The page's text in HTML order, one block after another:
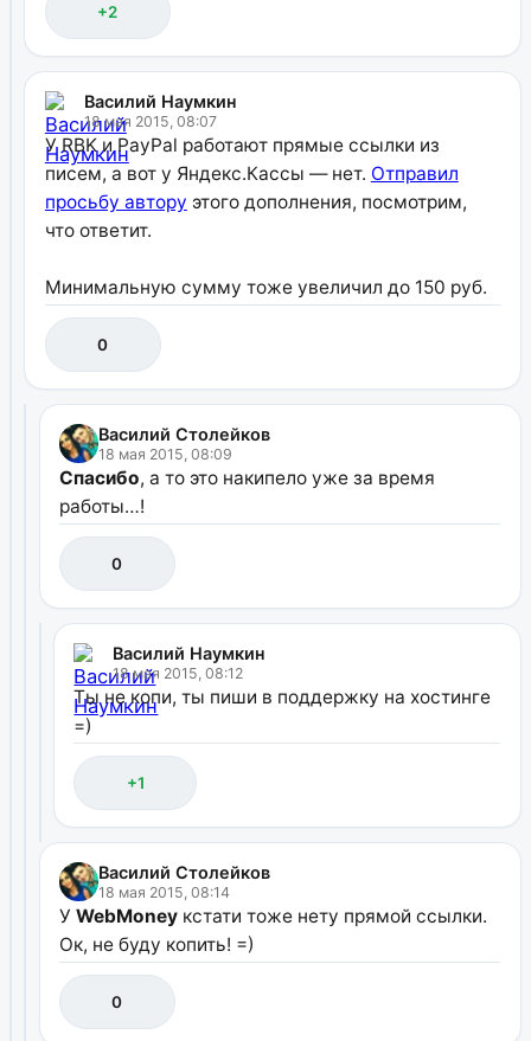
+2
Василий Наумкин
18 мая 2015, 08:07
У RBK и PayPal работают прямые ссылки из
писем, а вот у Яндекс.Кассы — нет. Отправил
просьбу автору этого дополнения, посмотрим,
что ответит.
Минимальную сумму тоже увеличил до 150 руб.
0
Василий Столейков
18 мая 2015, 08:09
Спасибо, а то это накипело уже за время
работы…!
0
Василий Наумкин
18 мая 2015, 08:12
Ты не копи, ты пиши в поддержку на хостинге
=)
+1
Василий Столейков
18 мая 2015, 08:14
УWebMoney кстати тоже нету прямой ссылки.
Ок, не буду копить! =)
0